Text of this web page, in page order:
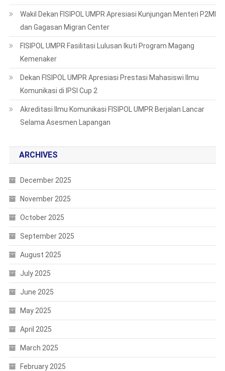
Wakil Dekan FISIPOL UMPR Apresiasi Kunjungan Menteri P2MI
dan Gagasan Migran Center
FISIPOL UMPR Fasilitasi Lulusan Ikuti Program Magang
Kemenaker
Dekan FISIPOL UMPR Apresiasi Prestasi Mahasiswi Ilmu
Komunikasi di IPSI Cup 2
Akreditasi Ilmu Komunikasi FISIPOL UMPR Berjalan Lancar
Selama Asesmen Lapangan
ARCHIVES
December 2025
November 2025
October 2025
September 2025
August 2025
July 2025
June 2025
May 2025
April 2025
March 2025
February 2025